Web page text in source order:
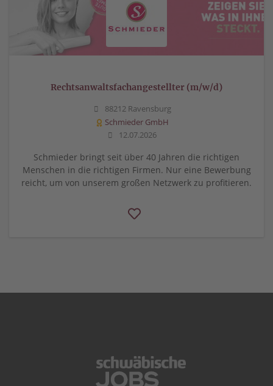
Rechtsanwaltsfachangestellter (m/w/d)
88212 Ravensburg
Schmieder GmbH
12.07.2026
Schmieder bringt seit über 40 Jahren die richtigen
Menschen in die richtigen Firmen. Nur eine Bewerbung
reicht, um von unserem großen Netzwerk zu profitieren.